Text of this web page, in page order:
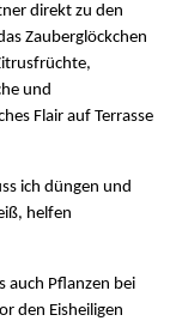
direkt zu den
Zauberglöckchen
und
Flair auf Terrasse
ich düngen und
helfen
auch Pflanzen bei
den Eisheiligen